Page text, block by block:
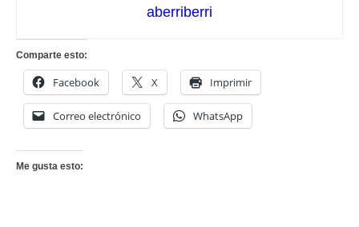
aberriberri
Comparte esto:
Facebook X Imprimir
Correo electrónico WhatsApp
Me gusta esto: